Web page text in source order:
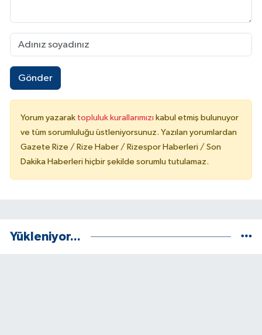
Gönder
Yorum yazarak topluluk kurallarımızı kabul etmiş bulunuyor
ve tüm sorumluluğu üstleniyorsunuz. Yazılan yorumlardan
Gazete Rize / Rize Haber / Rizespor Haberleri / Son
Dakika Haberleri hiçbir şekilde sorumlu tutulamaz.
Yükleniyor...